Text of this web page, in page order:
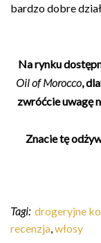
bardzo dobre
Na rynku
Oil of Morocco,
zwróćcie uwagę
Znacie tę
Tagi: drogeryjne
recenzja,włosy